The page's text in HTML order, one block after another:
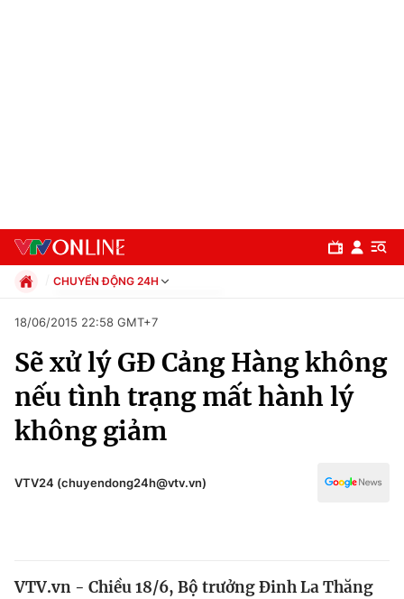
Chuyên mục
Chính trị
CHUYỂN ĐỘNG 24H
Xã hội
Pháp luật
Kinh tế
Thể thao
Truyền hình
Văn hóa - Giải trí
Đời sống
18/06/2015 22:58 GMT+7
Sẽ xử lý GĐ Cảng Hàng không
nếu tình trạng mất hành lý
không giảm
VTV24 (chuyendong24h@vtv.vn)
VTV.vn - Chiều 18/6, Bộ trưởng Đinh La Thăng